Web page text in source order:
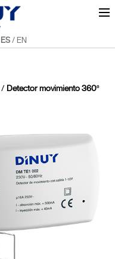
ES/ EN
/ Detector movimiento 360º